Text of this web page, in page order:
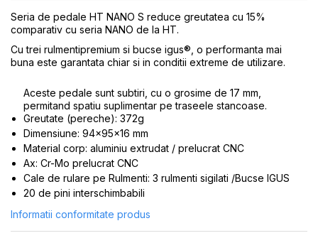
DIVERSE
Accesorii Remorca
Roti ajutatoare
Scaune pentru Copii
Transport si Depozitare
ROTI SPATE
FRANE V-BRAKE
SET ROTI
SUSPENSII SPATE
BUTUCI ROATA
PINIOANE
SCHIMBATOR PINIOANE
SCHIMBATOR FOI
MANETE SCHIMBATOR
ETRIER FRANA
Seria de pedale HT NANO S reduce greutatea cu 15%
comparativ cu seria NANO de la HT.
Cu trei rulmentipremium si bucse igus®, o performanta mai
buna este garantata chiar si in conditii extreme de utilizare.
Aceste pedale sunt subtiri, cu o grosime de 17 mm,
permitand spatiu suplimentar pe traseele stancoase.
Greutate (pereche): 372g
Dimensiune: 94x95x16 mm
Material corp: aluminiu extrudat / prelucrat CNC
Ax: Cr-Mo prelucrat CNC
Cale de rulare pe Rulmenti: 3 rulmenti sigilati /Bucse IGUS
20 de pini interschimbabili
Informatii conformitate produs